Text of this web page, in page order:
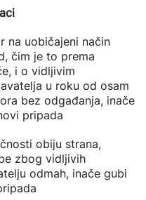
na uobičajeni način
čim je to prema
i o vidljivim
u roku od osam
bez odgađanja, inače
pripada
obiju strana,
zbog vidljivih
odmah, inače gubi